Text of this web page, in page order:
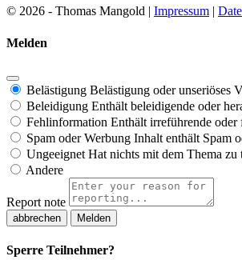
© 2026 - Thomas Mangold | Impressum |
Melden
Belästigung Belästigung oder unseriöses
Beleidigung Enthält beleidigende oder
Fehlinformation Enthält irreführende oder
Spam oder Werbung Inhalt enthält Spam
Ungeeignet Hat nichts mit dem Thema zu
Andere
Report note
Melden
Sperre Teilnehmer?